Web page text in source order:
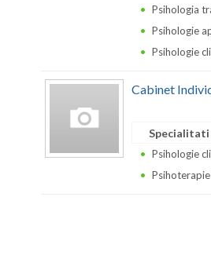
Psihologia
Psihologie
Psihologie
Cabinet
Psihologie